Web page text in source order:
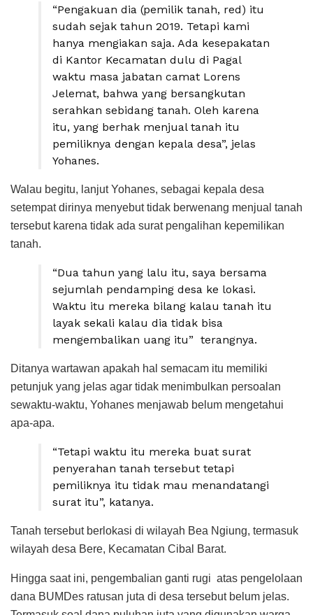
“Pengakuan dia (pemilik tanah, red) itu
sudah sejak tahun 2019. Tetapi kami
hanya mengiakan saja. Ada kesepakatan
di Kantor Kecamatan dulu di Pagal
waktu masa jabatan camat Lorens
Jelemat, bahwa yang bersangkutan
serahkan sebidang tanah. Oleh karena
itu, yang berhak menjual tanah itu
pemiliknya dengan kepala desa”, jelas
Yohanes.
Walau begitu, lanjut Yohanes, sebagai kepala desa
setempat dirinya menyebut tidak berwenang menjual tanah
tersebut karena tidak ada surat pengalihan kepemilikan
tanah.
“Dua tahun yang lalu itu, saya bersama
sejumlah pendamping desa ke lokasi.
Waktu itu mereka bilang kalau tanah itu
layak sekali kalau dia tidak bisa
mengembalikan uang itu” terangnya.
Ditanya wartawan apakah hal semacam itu memiliki
petunjuk yang jelas agar tidak menimbulkan persoalan
sewaktu-waktu, Yohanes menjawab belum mengetahui
apa-apa.
“Tetapi waktu itu mereka buat surat
penyerahan tanah tersebut tetapi
pemiliknya itu tidak mau menandatangi
surat itu”, katanya.
Tanah tersebut berlokasi di wilayah Bea Ngiung, termasuk
wilayah desa Bere, Kecamatan Cibal Barat.
Hingga saat ini, pengembalian ganti rugi atas pengelolaan
dana BUMDes ratusan juta di desa tersebut belum jelas.